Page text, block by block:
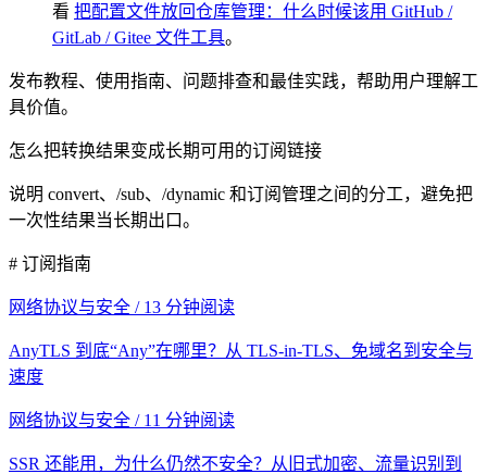
看 把配置文件放回仓库管理：什么时候该用 GitHub /
GitLab / Gitee 文件工具。
发布教程、使用指南、问题排查和最佳实践，帮助用户理解工
具价值。
怎么把转换结果变成长期可用的订阅链接
说明 convert、/sub、/dynamic 和订阅管理之间的分工，避免把
一次性结果当长期出口。
# 订阅指南
网络协议与安全 / 13 分钟阅读
AnyTLS 到底“Any”在哪里？从 TLS-in-TLS、免域名到安全与
速度
网络协议与安全 / 11 分钟阅读
SSR 还能用，为什么仍然不安全？从旧式加密、流量识别到